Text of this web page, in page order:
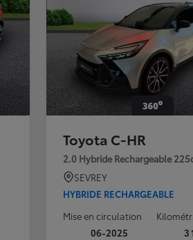
Toyota C-HR
2.0 Hybride Rechargeable
SEVREY
HYBRIDE RECHARGEABLE
Mise en circulation
06-2025
3